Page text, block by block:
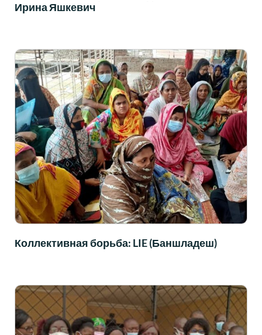
Ирина Яшкевич
Коллективная борьба: LIE (Баншладеш)